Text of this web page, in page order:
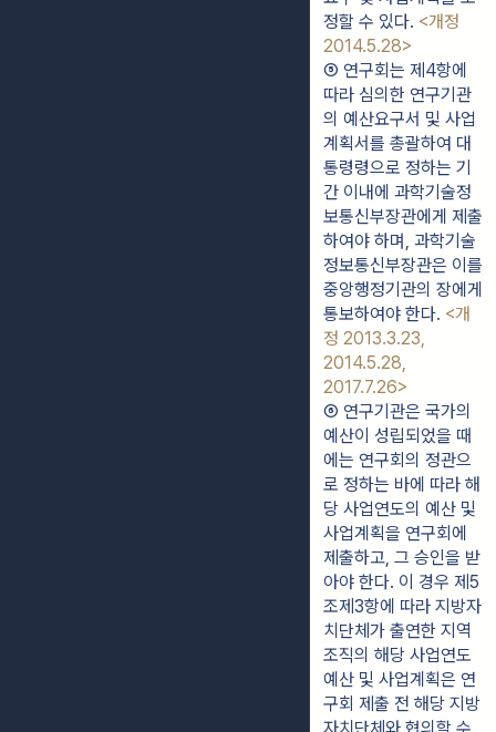
정할 수 있다. <개정
2014.5.28>
⑤ 연구회는 제4항에
따라 심의한 연구기관
의 예산요구서 및 사업
계획서를 총괄하여 대
통령령으로 정하는 기
간 이내에 과학기술정
보통신부장관에게 제출
하여야 하며, 과학기술
정보통신부장관은 이를
중앙행정기관의 장에게
통보하여야 한다. <개
정 2013.3.23,
2014.5.28,
2017.7.26>
⑥ 연구기관은 국가의
예산이 성립되었을 때
에는 연구회의 정관으
로 정하는 바에 따라 해
당 사업연도의 예산 및
사업계획을 연구회에
제출하고, 그 승인을 받
아야 한다. 이 경우 제5
조제3항에 따라 지방자
치단체가 출연한 지역
조직의 해당 사업연도
예산 및 사업계획은 연
구회 제출 전 해당 지방